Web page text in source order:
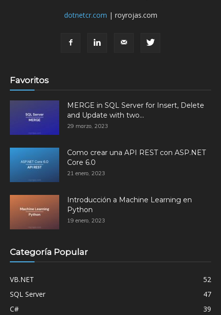
dotnetcr.com | royrojas.com
Favoritos
MERGE in SQL Server for Insert, Delete
and Update with two...
29 marzo, 2023
Como crear una API REST con ASP.NET
Core 6.0
21 enero, 2023
Introducción a Machine Learning en
Python
19 enero, 2023
Categoría Popular
VB.NET
52
SQL Server
47
C#
39